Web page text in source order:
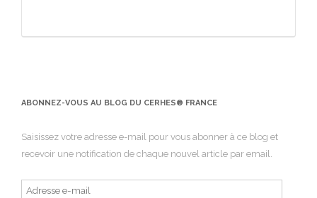
ABONNEZ-VOUS AU BLOG DU CERHES® FRANCE
Saisissez votre adresse e-mail pour vous abonner à ce blog et
recevoir une notification de chaque nouvel article par email.
Adresse